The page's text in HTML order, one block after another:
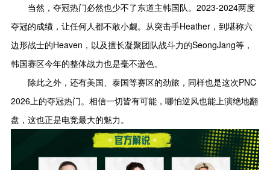
当然，夺冠热门必然也少不了东道主韩国队。2023-2024两度
夺冠的成绩，让任何人都不敢小觑。从突击手Heather，到堪称六
边形战士的Heaven，以及擅长凝聚团队战斗力的SeongJang等，
韩国赛区今年的整体战力也是毫不逊色。
除此之外，还有美国、泰国等赛区的劲旅，同样也是这次PNC
2026上的夺冠热门。相信一切皆有可能，哪怕逆风也能上演绝地翻
盘，这也正是电竞最大的魅力。